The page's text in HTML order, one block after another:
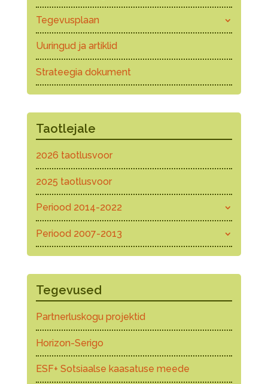
Tegevusplaan
Uuringud ja artiklid
Strateegia dokument
Taotlejale
2026 taotlusvoor
2025 taotlusvoor
Periood 2014-2022
Periood 2007-2013
Tegevused
Partnerluskogu projektid
Horizon-Serigo
ESF+ Sotsiaalse kaasatuse meede